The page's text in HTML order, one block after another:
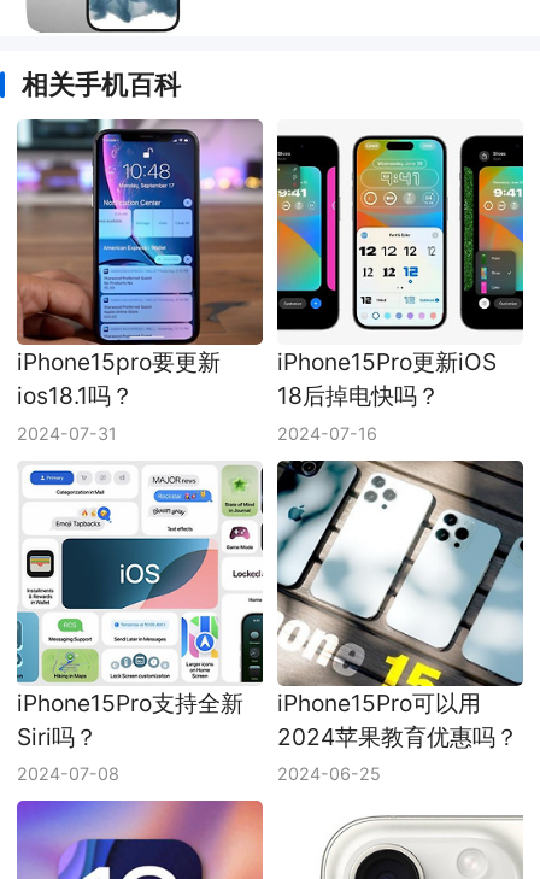
相关手机百科
iPhone15pro要更新
ios18.1吗？
2024-07-31
iPhone15Pro更新iOS
18后掉电快吗？
2024-07-16
iPhone15Pro支持全新
Siri吗？
2024-07-08
iPhone15Pro可以用
2024苹果教育优惠吗？
2024-06-25